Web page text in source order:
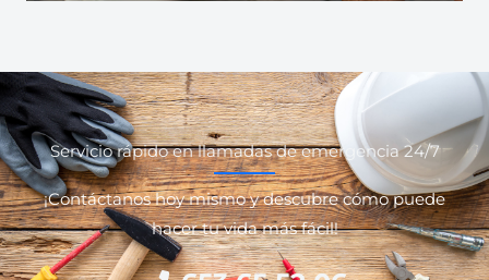
Servicio rápido en llamadas de emergencia 24/7
¡Contáctanos hoy mismo y descubre cómo puede
hacer tu vida más fácil!